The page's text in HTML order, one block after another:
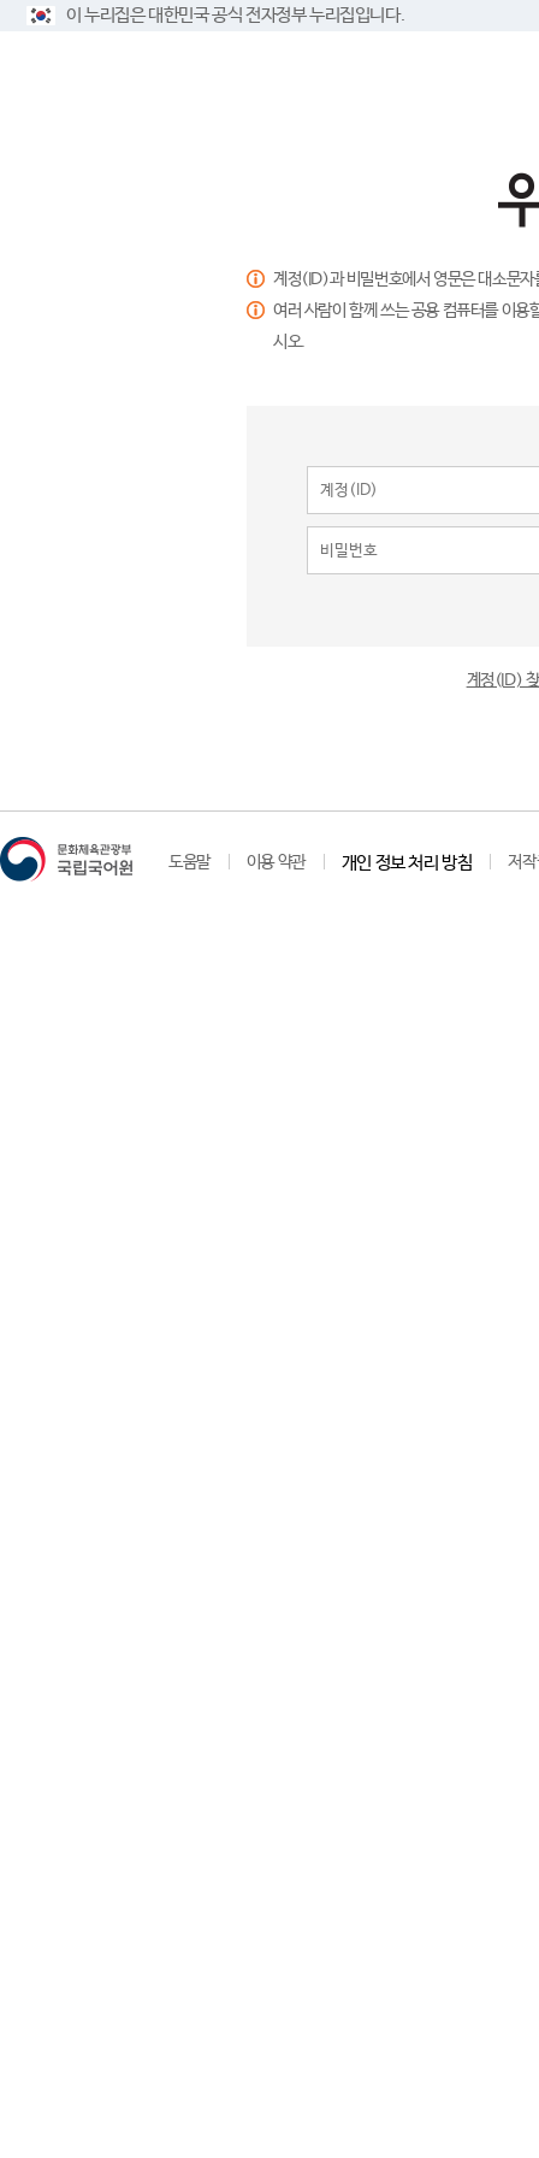
이 누리집은 대한민국 공식 전자정부 누리집입니다.
계정(ID)과 비밀번호에서 영문은 대소문
여러 사람이 함께 쓰는 공용 컴퓨터를 이
시오.
계정(ID)
도움말 이용 약관 개인 정보 처리 방침 저